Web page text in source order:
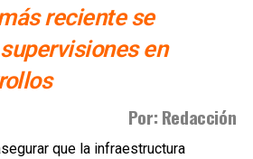
reciente se
en
Por: Redacción
que la infraestructura